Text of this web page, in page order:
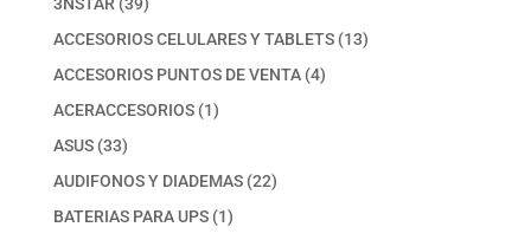
productos
ACCESORIOS CELULARES Y TABLETS 1313
ACCESORIOS PUNTOS DE VENTA 44
ACERACCESORIOS 11
ASUS 3333
productos
AUDIFONOS Y DIADEMAS 2222
BATERIAS PARA UPS 11